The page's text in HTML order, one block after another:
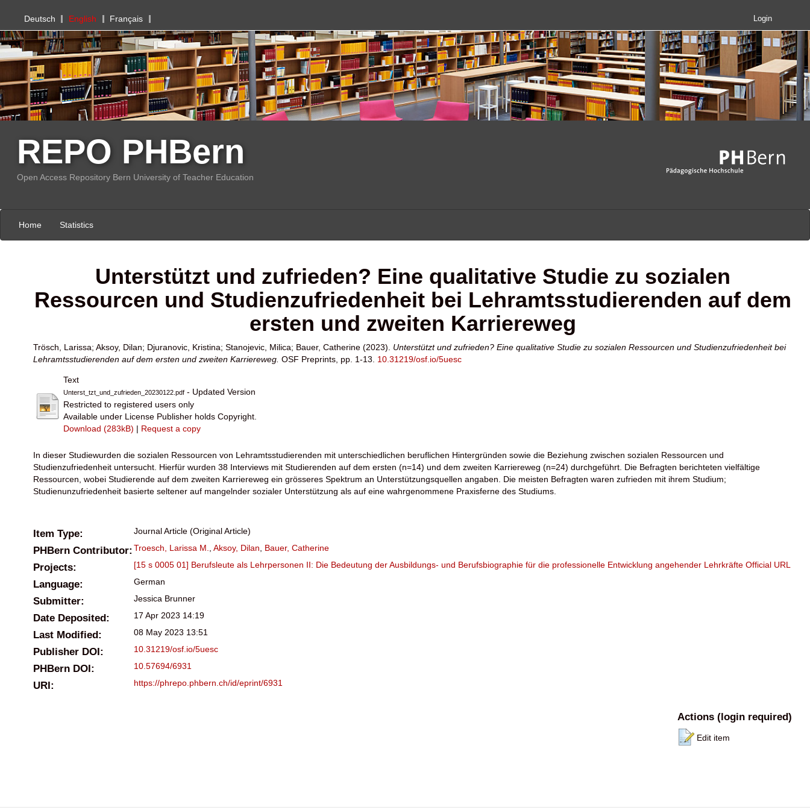
PHBern
Deutsch English Français Login
REPO PHBern
Open Access Repository Bern University of Teacher Education
Home Statistics
Unterstützt und zufrieden? Eine qualitative Studie zu sozialen
Ressourcen und Studienzufriedenheit bei Lehramtsstudierenden auf dem
ersten und zweiten Karriereweg
Trösch, Larissa; Aksoy, Dilan; Djuranovic, Kristina; Stanojevic, Milica; Bauer, Catherine (2023). Unterstützt und zufrieden? Eine qualitative Studie zu sozialen Ressourcen und Studienzufriedenheit bei
Lehramtsstudierenden auf dem ersten und zweiten Karriereweg. OSF Preprints, pp. 1-13. 10.31219/osf.io/5uesc
Text
Unterst_tzt_und_zufrieden_20230122.pdf - Updated Version
Restricted to registered users only
Available under License Publisher holds Copyright.
Download (283kB) | Request a copy
In dieser Studiewurden die sozialen Ressourcen von Lehramtsstudierenden mit unterschiedlichen beruflichen Hintergründen sowie die Beziehung zwischen sozialen Ressourcen und
Studienzufriedenheit untersucht. Hierfür wurden 38 Interviews mit Studierenden auf dem ersten (n=14) und dem zweiten Karriereweg (n=24) durchgeführt. Die Befragten berichteten vielfältige
Ressourcen, wobei Studierende auf dem zweiten Karriereweg ein grösseres Spektrum an Unterstützungsquellen angaben. Die meisten Befragten waren zufrieden mit ihrem Studium;
Studienunzufriedenheit basierte seltener auf mangelnder sozialer Unterstützung als auf eine wahrgenommene Praxisferne des Studiums.
Item Type: Journal Article (Original Article)
PHBern Contributor: Troesch, Larissa M., Aksoy, Dilan, Bauer, Catherine
Projects: [15 s 0005 01] Berufsleute als Lehrpersonen II: Die Bedeutung der Ausbildungs- und Berufsbiographie für die professionelle Entwicklung angehender Lehrkräfte Official URL
Language: German
Submitter: Jessica Brunner
Date Deposited: 17 Apr 2023 14:19
Last Modified: 08 May 2023 13:51
Publisher DOI: 10.31219/osf.io/5uesc
PHBern DOI: 10.57694/6931
URI: https://phrepo.phbern.ch/id/eprint/6931
Actions (login required)
Edit item